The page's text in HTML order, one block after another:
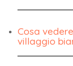
Cosa
villaggio